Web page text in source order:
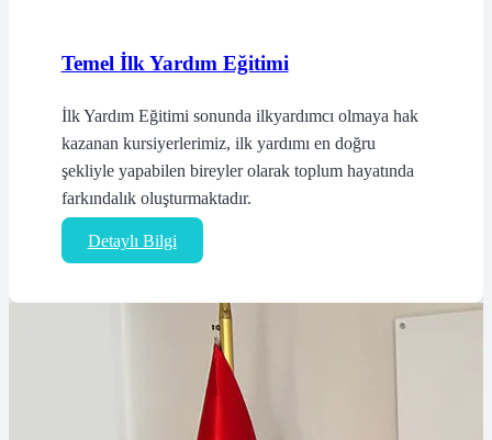
Temel İlk Yardım Eğitimi
İlk Yardım Eğitimi sonunda ilkyardımcı olmaya hak
kazanan kursiyerlerimiz, ilk yardımı en doğru
şekliyle yapabilen bireyler olarak toplum hayatında
farkındalık oluşturmaktadır.
Detaylı Bilgi